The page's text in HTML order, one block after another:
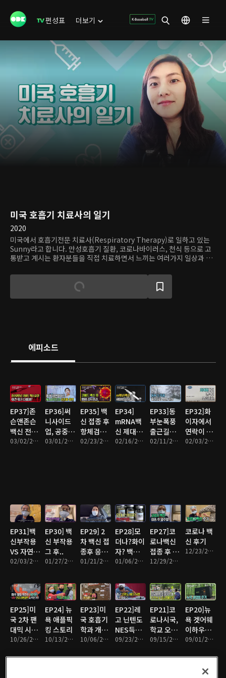
편성표 더보기
미국 호흡기 치료사의 일기
2020
미국에서 호흡기전문 치료사(Respiratory Therapy)로 일하고 있는
Sunny라고 합니다. 만성호흡기 질환, 코로나바이러스, 천식 등으로 고
통받고 계시는 환자분들을 직접 치료하면서 느끼는 여러가지 일상과 경
않았지만 최근 코로나 바이러스로 인한 팬대믹으로 새롭게 주목받고 있
는 직업입니다. 여러분들의 궁금한 점을 저의 비디오를 통해 알려드릴게
에피소드
EP37]존
슨앤존슨
백신 전격
승인!
03/02/2021 • 7분
EP36]써
니사이드
업, 공중파
출연!
03/01/2021 • 1분
EP35] 백
신 접종 후
항체검사
결과
02/23/2021 • 3분
EP34]
mRNA백
신 제대로
알자
02/16/2021 • 12분
EP33]동
부눈폭풍
출근길과
병원일상02/11/2021 • 3분
EP32]화
이자에서
연락이 왔
어요
02/03/2021 • 2분
EP31]백
신부작용
VS 자연면
역반응 02/03/2021 • 4분
EP30] 백
신 부작용
그 후..
01/27/2021 • 6분
EP29] 2
차 백신 접
종후 응급
실행
01/21/2021 • 9분
EP28]모
더나?화이
자? 백신
부작용 01/06/2021 • 3분
EP27]코
로나백신
접종 후 일
주일
12/29/2020 • 4분
코로나 백
신 후기
12/23/2020 • 7분
EP25]미
국 2차 팬
대믹 시작
인가?
10/26/2020 • 8분
EP24] 뉴
욕 애플픽
킹 스토리
10/13/2020 • 5분
EP23]미
국 호흡기
학과 개강
이야기 10/06/2020 • 5분
EP22]레
고 닌텐도
NES득템
후기
09/23/2020 • 7분
EP21]코
로나시국,
학교 오프
닝이야기09/15/2020 • 6분
EP20]뉴
욕 겟어웨
이하우스
글램핑 09/01/2020 • 5분